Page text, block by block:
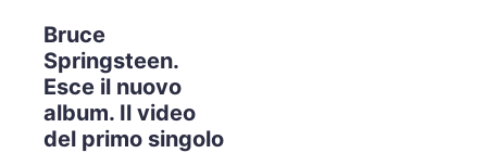
Bruce
Springsteen.
Esce il nuovo
album. Il video
del primo singolo